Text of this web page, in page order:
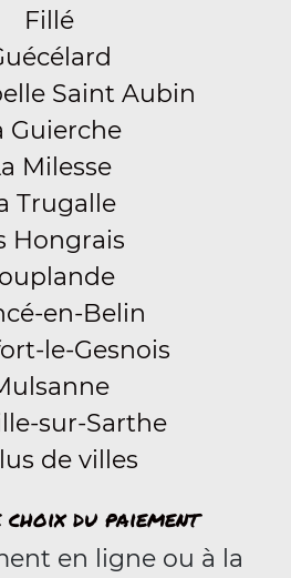
Fillé
Saint Aubin
Guierche
Milesse
Trugalle
Hongrais
en-Belin
le-Gesnois
sur-Sarthe
de villes
choix du paiement
en ligne ou à la